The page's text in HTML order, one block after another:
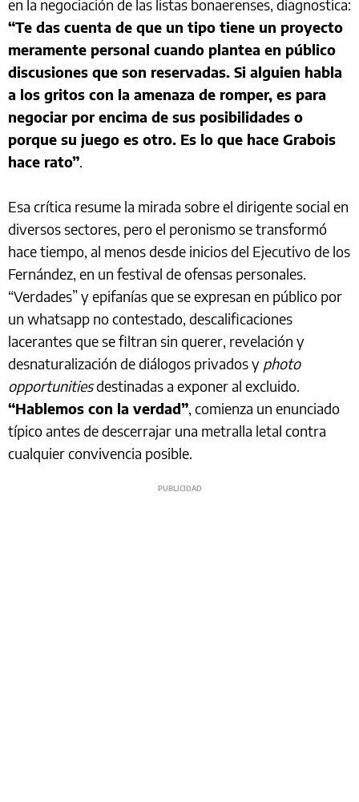
en la negociación de las listas bonaerenses, diagnostica:
“Te das cuenta de que un tipo tiene un proyecto
meramente personal cuando plantea en público
discusiones que son reservadas. Si alguien habla
a los gritos con la amenaza de romper, es para
negociar por encima de sus posibilidades o
porque su juego es otro. Es lo que hace Grabois
hace rato”.
Esa crítica resume la mirada sobre el dirigente social en
diversos sectores, pero el peronismo se transformó
hace tiempo, al menos desde inicios del Ejecutivo de los
Fernández, en un festival de ofensas personales.
“Verdades” y epifanías que se expresan en público por
un whatsapp no contestado, descalificaciones
lacerantes que se filtran sin querer, revelación y
desnaturalización de diálogos privados y photo
opportunitiesdestinadas a exponer al excluido.
“Hablemos con la verdad”, comienza un enunciado
típico antes de descerrajar una metralla letal contra
cualquier convivencia posible.